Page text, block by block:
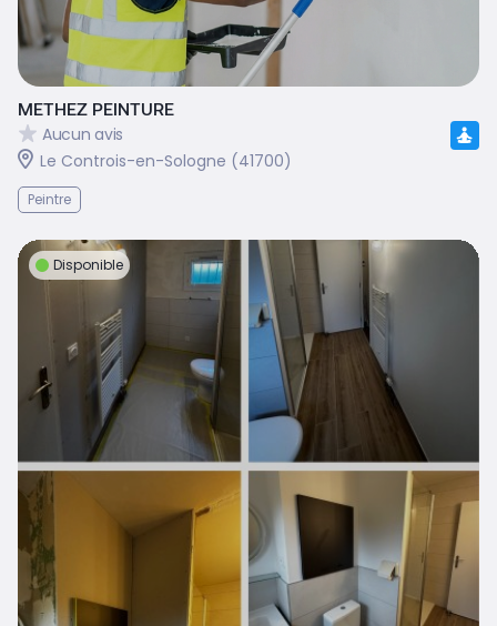
METHEZ PEINTURE
Aucun avis
Le Controis-en-Sologne (41700)
Peintre
Disponible